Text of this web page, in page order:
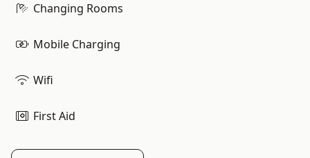
Changing Rooms
Mobile Charging
Wifi
First Aid